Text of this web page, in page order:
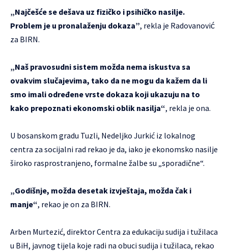
„Najčešće se dešava uz fizičko i psihičko nasilje.
Problem je u pronalaženju dokaza”, rekla je Radovanović
za BIRN.
„Naš pravosudni sistem možda nema iskustva sa
ovakvim slučajevima, tako da ne mogu da kažem da li
smo imali određene vrste dokaza koji ukazuju na to
kako prepoznati ekonomski oblik nasilja“, rekla je ona.
U bosanskom gradu Tuzli, Nedeljko Jurkić iz lokalnog
centra za socijalni rad rekao je da, iako je ekonomsko nasilje
široko rasprostranjeno, formalne žalbe su „sporadične“.
„Godišnje, možda desetak izvještaja, možda čak i
manje“, rekao je on za BIRN.
Arben Murtezić, direktor Centra za edukaciju sudija i tužilaca
u BiH, javnog tijela koje radi na obuci sudija i tužilaca, rekao